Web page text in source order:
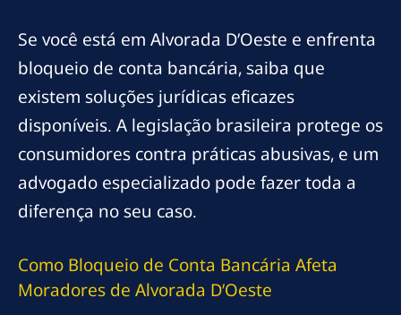
Se você está em Alvorada D’Oeste e enfrenta
bloqueio de conta bancária, saiba que
existem soluções jurídicas eficazes
disponíveis. A legislação brasileira protege os
consumidores contra práticas abusivas, e um
advogado especializado pode fazer toda a
diferença no seu caso.
Como Bloqueio de Conta Bancária Afeta
Moradores de Alvorada D’Oeste